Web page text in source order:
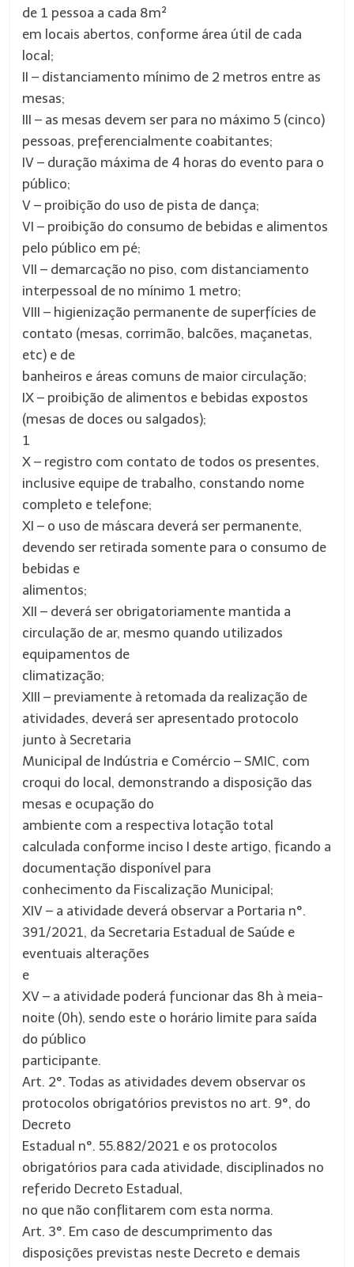
de 1 pessoa a cada 8m²
em locais abertos, conforme área útil de cada
local;
II – distanciamento mínimo de 2 metros entre as
mesas;
III – as mesas devem ser para no máximo 5 (cinco)
pessoas, preferencialmente coabitantes;
IV – duração máxima de 4 horas do evento para o
público;
V – proibição do uso de pista de dança;
VI – proibição do consumo de bebidas e alimentos
pelo público em pé;
VII – demarcação no piso, com distanciamento
interpessoal de no mínimo 1 metro;
VIII – higienização permanente de superfícies de
contato (mesas, corrimão, balcões, maçanetas,
etc) e de
banheiros e áreas comuns de maior circulação;
IX – proibição de alimentos e bebidas expostos
(mesas de doces ou salgados);
1
X – registro com contato de todos os presentes,
inclusive equipe de trabalho, constando nome
completo e telefone;
XI – o uso de máscara deverá ser permanente,
devendo ser retirada somente para o consumo de
bebidas e
alimentos;
XII – deverá ser obrigatoriamente mantida a
circulação de ar, mesmo quando utilizados
equipamentos de
climatização;
XIII – previamente à retomada da realização de
atividades, deverá ser apresentado protocolo
junto à Secretaria
Municipal de Indústria e Comércio – SMIC, com
croqui do local, demonstrando a disposição das
mesas e ocupação do
ambiente com a respectiva lotação total
calculada conforme inciso I deste artigo, ficando a
documentação disponível para
conhecimento da Fiscalização Municipal;
XIV – a atividade deverá observar a Portaria n°.
391/2021, da Secretaria Estadual de Saúde e
eventuais alterações
e
XV – a atividade poderá funcionar das 8h à meia-
noite (0h), sendo este o horário limite para saída
do público
participante.
Art. 2°. Todas as atividades devem observar os
protocolos obrigatórios previstos no art. 9°, do
Decreto
Estadual n°. 55.882/2021 e os protocolos
obrigatórios para cada atividade, disciplinados no
referido Decreto Estadual,
no que não conflitarem com esta norma.
Art. 3°. Em caso de descumprimento das
disposições previstas neste Decreto e demais